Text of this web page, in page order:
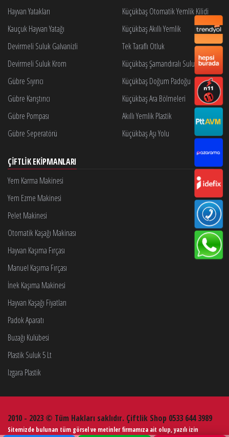
Hayvan Yatakları
Kauçuk Hayvan Yatağı
Devirmeli Suluk Galvanizli
Devirmeli Suluk Krom
Gübre Sıyırıcı
Gübre Karıştırıcı
Gübre Pompası
Gübre Seperatörü
Küçükbaş Otomatik Yemlik Kilidi
Küçükbaş Akıllı Yemlik
Tek Taraflı Otluk
Küçükbaş Şamandıralı Suluk
Küçükbaş Doğum Padoğu
Küçükbaş Ara Bölmeleri
Akıllı Yemlik Plastik
Küçükbaş Aşı Yolu
ÇIFTLIK EKIPMANLARI
Yem Karma Makinesi
Yem Ezme Makinesi
Pelet Makinesi
Otomatik Kaşağı Makinası
Hayvan Kaşıma Fırçası
Manuel Kaşıma Fırçası
İnek Kaşıma Makinesi
Hayvan Kaşağı Fiyatları
Padok Aparatı
Buzağı Kulübesi
Plastik Suluk 5 Lt
Izgara Plastik
2010 - 2023 © Tüm Hakları saklıdır. Çiftlik Shop 0533 644 3989
Sitemizde bulunan tüm görsel ve metinler firmamıza ait olup, yazılı izin